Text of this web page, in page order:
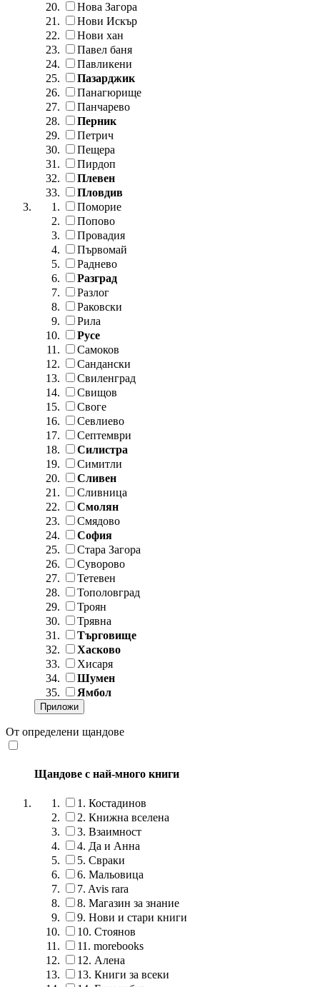
Нова Загора
Нови Искър
Нови хан
Павел баня
Павликени
Пазарджик
Панагюрище
Панчарево
Перник
Петрич
Пещера
Пирдоп
Плевен
Пловдив
Поморие
Попово
Провадия
Първомай
Раднево
Разград
Разлог
Раковски
Рила
Русе
Самоков
Сандански
Свиленград
Свищов
Своге
Севлиево
Септември
Силистра
Симитли
Сливен
Сливница
Смолян
Смядово
София
Стара Загора
Суворово
Тетевен
Тополовград
Троян
Трявна
Търговище
Хасково
Хисаря
Шумен
Ямбол
От определени щандове
Щандове с най-много книги
1. Костадинов
2. Книжна вселена
3. Взаимност
4. Да и Анна
5. Свраки
6. Мальовица
7. Avis rara
8. Магазин за знание
9. Нови и стари книги
10. Стоянов
11. morebooks
12. Алена
13. Книги за всеки